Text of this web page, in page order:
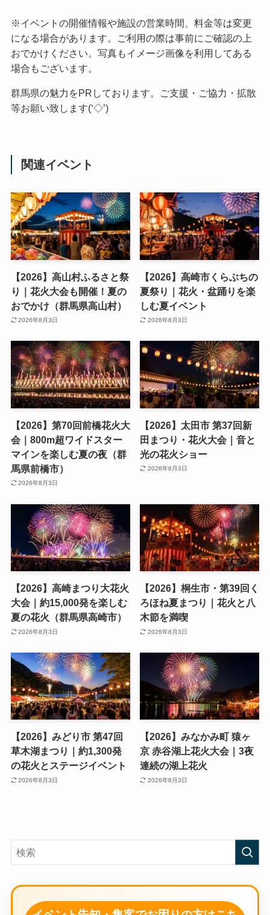
※イベントの開催情報や施設の営業時間、料金等は変更
になる場合があります。ご利用の際は事前にご確認の上
おでかけください。写真もイメージ画像を利用してある
場合もございます。
群馬県の魅力をPRしております。ご支援・ご協力・拡散
等お願い致します(‘◇’)ゞ
関連イベント
【2026】高山村ふるさと祭
り｜花火大会も開催！夏の
おでかけ（群馬県高山村）
2026年8月3日
【2026】高崎市くらぶちの
夏祭り｜花火・盆踊りを楽
しむ夏イベント
2026年8月3日
【2026】第70回前橋花火大
会｜800m超ワイドスター
マインを楽しむ夏の夜（群
馬県前橋市）
2026年8月3日
【2026】太田市 第37回新
田まつり・花火大会｜音と
光の花火ショー
2026年8月3日
【2026】高崎まつり大花火
大会｜約15,000発を楽しむ
夏の花火（群馬県高崎市）
2026年8月3日
【2026】桐生市・第39回く
ろほね夏まつり｜花火と八
木節を満喫
2026年8月3日
【2026】みどり市 第47回
草木湖まつり｜約1,300発
の花火とステージイベント
2026年8月3日
【2026】みなかみ町 猿ヶ
京 赤谷湖上花火大会｜3夜
連続の湖上花火
2026年8月3日